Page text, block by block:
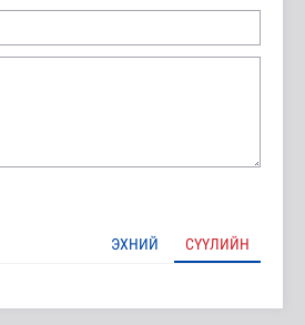
ЭХНИЙ СҮҮЛИЙН